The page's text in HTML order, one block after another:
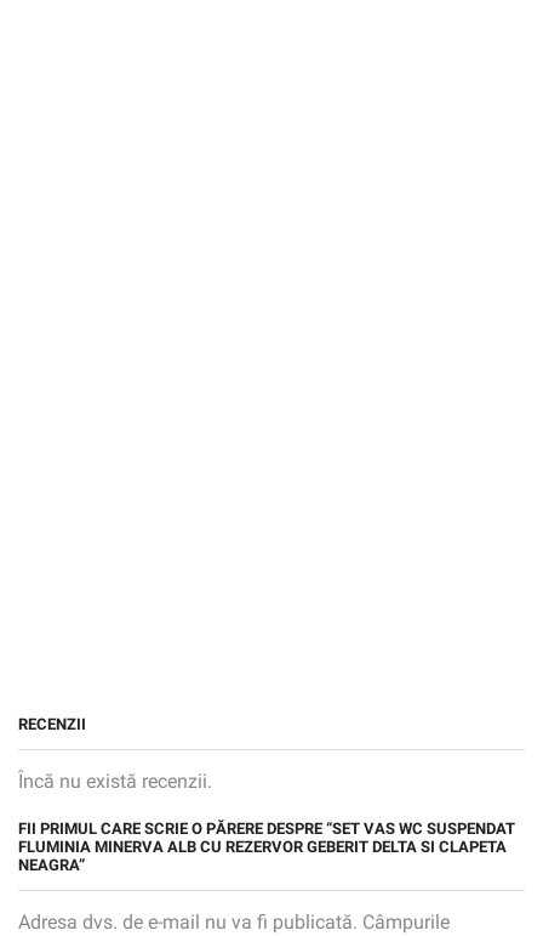
RECENZII
Încă nu există recenzii.
FII PRIMUL CARE SCRIE O PĂRERE DESPRE “SET VAS WC SUSPENDAT
FLUMINIA MINERVA ALB CU REZERVOR GEBERIT DELTA SI CLAPETA
NEAGRA”
Adresa dvs. de e-mail nu va fi publicată. Câmpurile